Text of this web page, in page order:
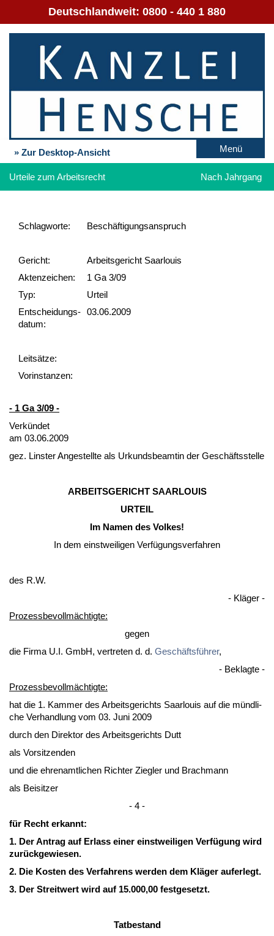
Deutschlandweit: 0800 - 440 1 880
» Zur Desktop-Ansicht Menü
Urteile zum Arbeitsrecht Nach Jahrgang
Schlag­worte: Beschäftigungsanspruch
Gericht:
Arbeitsgericht Saarlouis
Akten­zeichen:
1 Ga 3/09
Typ:
Urteil
Ent­scheid­ungs­
datum:
03.06.2009
Leit­sätze:
Vor­ins­tan­zen:
- 1 Ga 3/09 -
Verkündet
am 03.06.2009
gez. Lins­ter An­ge­stell­te als Ur­kunds­be­am­tin der Geschäfts­stel­le
AR­BEITS­GERICHT SAAR­LOUIS
UR­TEIL
Im Na­men des Vol­kes!
In dem einst­wei­li­gen Verfügungs­ver­fah­ren
des R.W.
- Kläger -
Pro­zess­be­vollmäch­tig­te:
ge­gen
die Fir­ma U.I. GmbH, ver­tre­ten d. d. Geschäftsführer,
- Be­klag­te -
Pro­zess­be­vollmäch­tig­te:
hat die 1. Kam­mer des Ar­beits­ge­richts Saar­louis auf die münd­li­
che Ver­hand­lung vom 03. Ju­ni 2009
durch den Di­rek­tor des Ar­beits­ge­richts Dutt
als Vor­sit­zen­den
und die eh­ren­amt­li­chen Rich­ter Zieg­ler und Brach­mann
als Bei­sit­zer
- 4 -
für Recht er­kannt:
1. Der An­trag auf Er­lass ei­ner einst­wei­li­gen Verfügung wird
zurück­ge­wie­sen.
2. Die Kos­ten des Ver­fah­rens wer­den dem Kläger auf­er­legt.
3. Der Streit­wert wird auf 15.000,00 fest­ge­setzt.
Tat­be­stand